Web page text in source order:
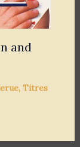
and
, Titres